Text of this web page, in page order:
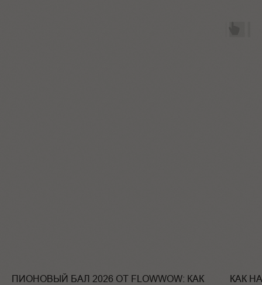
ПИОНОВЫЙ БАЛ 2026 ОТ FLOWWOW: КАК
КАК